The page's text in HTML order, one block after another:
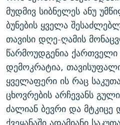
ᲐᲛᲔᲠᲘᲙᲣᲚᲘ ᲛᲝᲗᲮᲠᲝᲑᲐ
ᲘᲛᲞᲔᲠᲘᲐ ᲓᲐ ᲠᲐᲓᲘᲝ
ᲑᲐᲕᲨᲕᲔᲑᲘ ᲞᲠᲝᲡᲢᲘᲢᲣᲪᲘᲐᲨᲘ -
5 ᲐᲛᲑᲐᲕᲘ - 20 ᲘᲕᲜᲘᲡᲡ
ᲐᲒᲕᲘᲡᲢᲝᲡ ᲝᲛᲘ
ПРИВЕТ ᲙᲣᲚᲢᲣᲠᲐ
რთე/რთ-ის ყველა
მუდმივ სიბნელეს ანუ
ბუნების ყველა
თავისი დღე-ღამის
წარმოუდგენია
დემოკრატია,
ყველაფერი ის რაც
ცხოვრების არჩევანს
ძალიან ბევრი და